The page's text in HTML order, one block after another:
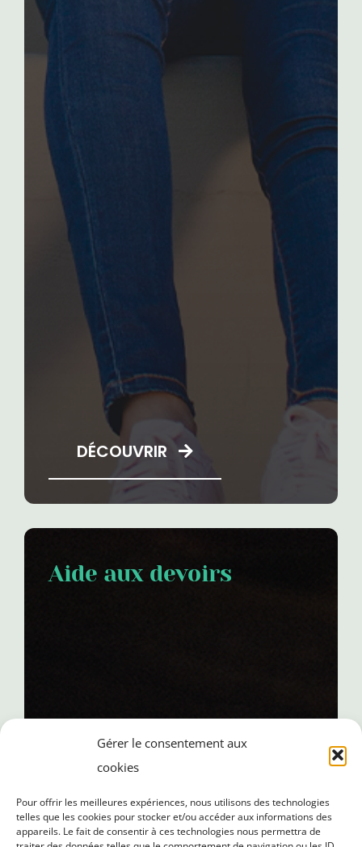
Gérer le consentement aux
cookies
Pour offrir les meilleures expériences, nous utilisons des technologies
telles que les cookies pour stocker et/ou accéder aux informations des
appareils. Le fait de consentir à ces technologies nous permettra de
DÉCOUVRIR
Aide aux devoirs